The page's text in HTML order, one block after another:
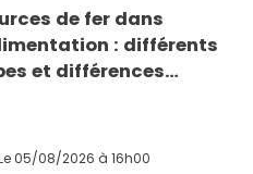
de fer dans
: différents
et différences
05/08/2026 à 16h00